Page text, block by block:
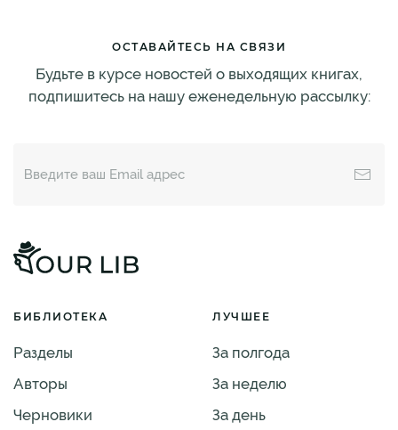
ОСТАВАЙТЕСЬ НА СВЯЗИ
Будьте в курсе новостей о выходящих книгах,
подпишитесь на нашу еженедельную рассылку:
БИБЛИОТЕКА
Разделы
Авторы
Черновики
ЛУЧШЕЕ
За полгода
За неделю
За день